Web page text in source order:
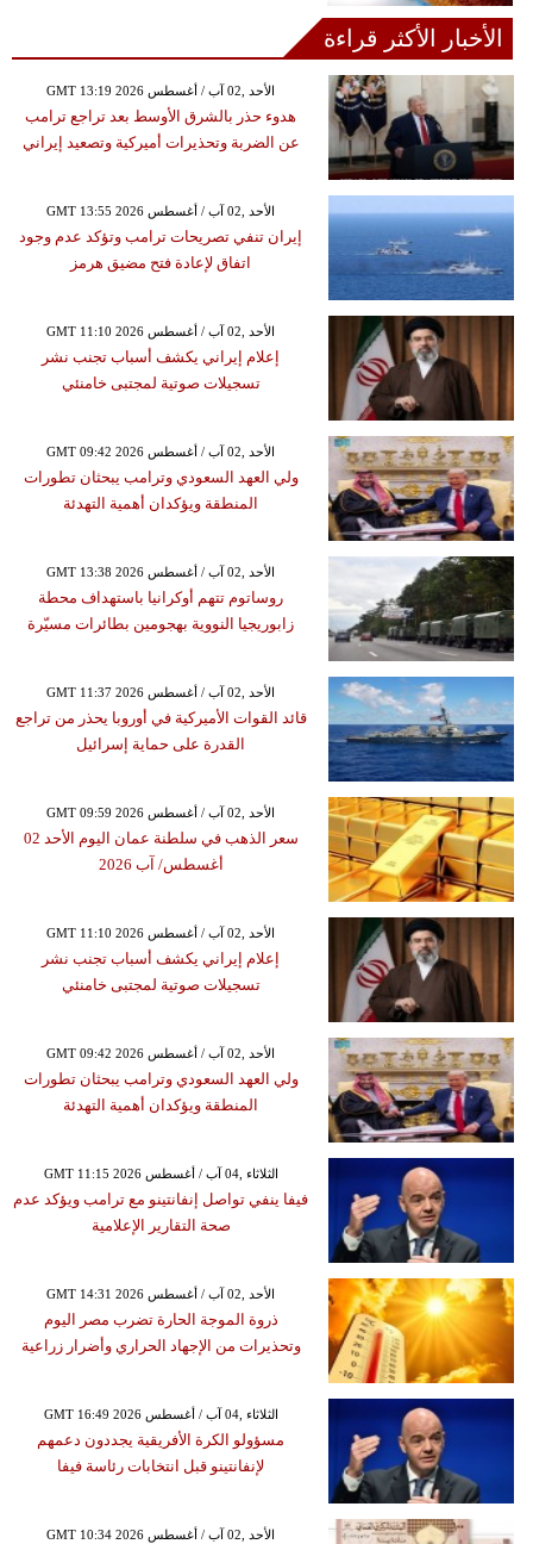
الأخبار الأكثر قراءة
GMT 13:19 2026 الأحد ,02 آب / أغسطس
هدوء حذر بالشرق الأوسط بعد تراجع ترامب
عن الضربة وتحذيرات أميركية وتصعيد إيراني
GMT 13:55 2026 الأحد ,02 آب / أغسطس
إيران تنفي تصريحات ترامب وتؤكد عدم وجود
اتفاق لإعادة فتح مضيق هرمز
GMT 11:10 2026 الأحد ,02 آب / أغسطس
إعلام إيراني يكشف أسباب تجنب نشر
تسجيلات صوتية لمجتبى خامنئي
GMT 09:42 2026 الأحد ,02 آب / أغسطس
ولي العهد السعودي وترامب يبحثان تطورات
المنطقة ويؤكدان أهمية التهدئة
GMT 13:38 2026 الأحد ,02 آب / أغسطس
روساتوم تتهم أوكرانيا باستهداف محطة
زابوريجيا النووية بهجومين بطائرات مسيّرة
GMT 11:37 2026 الأحد ,02 آب / أغسطس
قائد القوات الأميركية في أوروبا يحذر من تراجع
القدرة على حماية إسرائيل
GMT 09:59 2026 الأحد ,02 آب / أغسطس
سعر الذهب في سلطنة عمان اليوم الأحد 02
أغسطس/ آب 2026
GMT 11:10 2026 الأحد ,02 آب / أغسطس
إعلام إيراني يكشف أسباب تجنب نشر
تسجيلات صوتية لمجتبى خامنئي
GMT 09:42 2026 الأحد ,02 آب / أغسطس
ولي العهد السعودي وترامب يبحثان تطورات
المنطقة ويؤكدان أهمية التهدئة
GMT 11:15 2026 الثلاثاء ,04 آب / أغسطس
فيفا ينفي تواصل إنفانتينو مع ترامب ويؤكد عدم
صحة التقارير الإعلامية
GMT 14:31 2026 الأحد ,02 آب / أغسطس
ذروة الموجة الحارة تضرب مصر اليوم
وتحذيرات من الإجهاد الحراري وأضرار زراعية
GMT 16:49 2026 الثلاثاء ,04 آب / أغسطس
مسؤولو الكرة الأفريقية يجددون دعمهم
لإنفانتينو قبل انتخابات رئاسة فيفا
GMT 10:34 2026 الأحد ,02 آب / أغسطس